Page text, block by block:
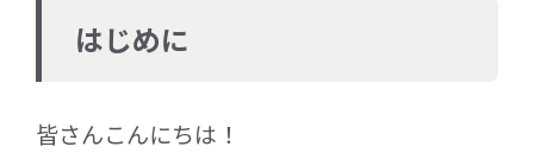
はじめに
皆さんこんにちは！